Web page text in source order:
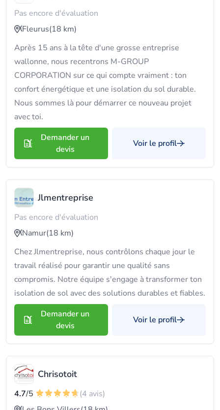
Pas encore d'évaluation
Fleurus(18 km)
Après 15 ans à la tête d'une grosse entreprise
wallonne, nous recentrons M-GROUP
CORPORATION sur ce qui compte vraiment : ton
confort énergétique et une isolation du sol durable.
Nous sommes là pour démarrer ce nouveau projet
avec toi.
Demander un
devis
Voir le profil
Jlmentreprise
Pas encore d'évaluation
Namur(18 km)
Chez Jlmentreprise, nous contrôlons chaque jour le
travail réalisé pour garantir une qualité sans
compromis. Notre équipe s'engage à transformer ton
isolation de sol avec des solutions durables et fiables.
Demander un
devis
Voir le profil
Chrisotoit
4.7/5
(4 avis)